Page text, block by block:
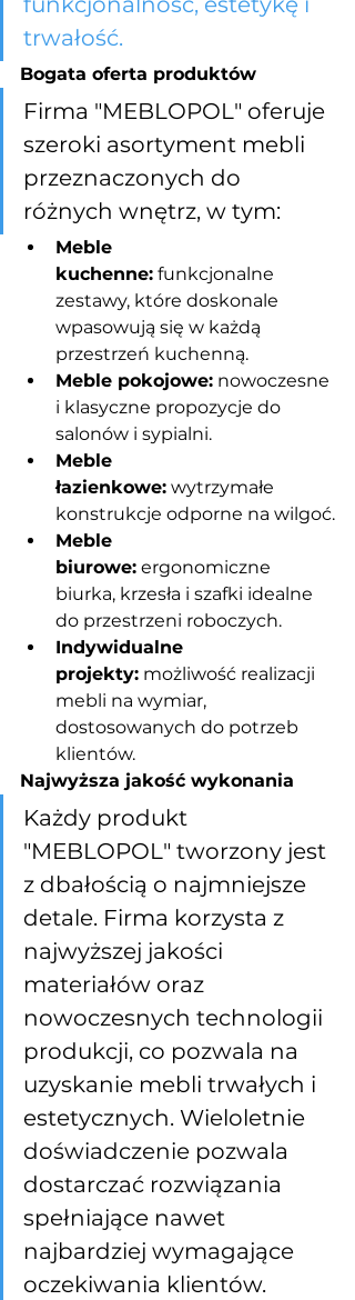
trwałość.
Bogata oferta produktów
Firma "MEBLOPOL" oferuje
szeroki asortyment mebli
przeznaczonych do
różnych wnętrz, w tym:
Meble
kuchenne: funkcjonalne
zestawy, które doskonale
wpasowują się w każdą
przestrzeń kuchenną.
Meble pokojowe: nowoczesne
i klasyczne propozycje do
salonów i sypialni.
Meble
łazienkowe: wytrzymałe
konstrukcje odporne na wilgoć.
Meble
biurowe: ergonomiczne
biurka, krzesła i szafki idealne
do przestrzeni roboczych.
Indywidualne
projekty: możliwość realizacji
mebli na wymiar,
dostosowanych do potrzeb
klientów.
Najwyższa jakość wykonania
Każdy produkt
"MEBLOPOL" tworzony jest
z dbałością o najmniejsze
detale. Firma korzysta z
najwyższej jakości
materiałów oraz
nowoczesnych technologii
produkcji, co pozwala na
uzyskanie mebli trwałych i
estetycznych. Wieloletnie
doświadczenie pozwala
dostarczać rozwiązania
spełniające nawet
najbardziej wymagające
oczekiwania klientów.